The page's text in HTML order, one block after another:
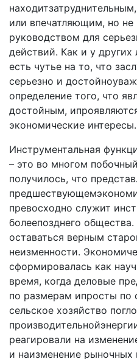
или впечатляющим, но
руководством для
действий. Как и у
есть чутье на то, что
серьезно и
определение того, что
достойным,
экономические интересы.
Инструментальная
– это во многом
получи­лось, что
превосходно служит
болеепозднего
оставаться верным
неиз­менности.
сформировалась как
время, когда деловые
по размерам ипросты по
сельское хозяйство
реагировали на
и наизменение рыночных